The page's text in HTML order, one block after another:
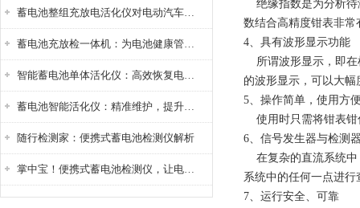
蓄电池整组充放电活化仪对电动汽车电池有帮助吗？
蓄电池充放检一体机：为电池健康管理提供一站式解决方案
智能蓄电池单体活化仪：高效恢复电池性能，延长蓄电池使用寿命
蓄电池智能活化仪：精准维护，提升电池健康状态
随行检测家：便携式蓄电池检测仪解析
掌中宝！便携式蓄电池检测仪，让电池检测变得简单又快捷！
绝缘指数是为分析待
数结合高精度钳表非
4、具有波形显示功能
所谓波形显示，即在
的波形显示，可以大
5、操作简单，使用方
使用时只需将钳表钳
6、信号发生器与检测
在复杂的直流系统中
系统中的任何一点进行
7、运行安全、可靠